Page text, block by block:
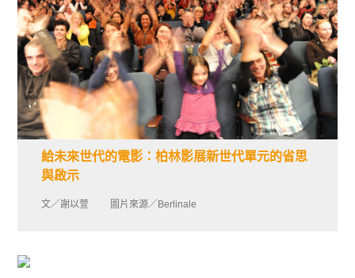
給未來世代的電影：柏林影展新世代單元的省思
與啟示
文／謝以萱 圖片來源／Berlinale